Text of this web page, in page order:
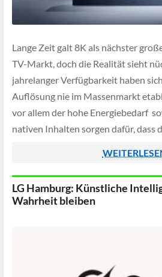
Lange Zeit galt 8K als nächster
TV-Markt, doch die Realität sieht
jahrelanger Verfügbarkeit haben
Auflösung nie im Massenmarkt
vor allem der hohe Energiebedarf
nativen Inhalten sorgen dafür, dass
LG Hamburg: Künstliche
Wahrheit bleiben